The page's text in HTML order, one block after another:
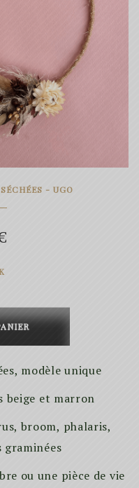
- UGO
modèle unique
beige et marron
broom, phalaris,
graminées
ou une pièce de vie